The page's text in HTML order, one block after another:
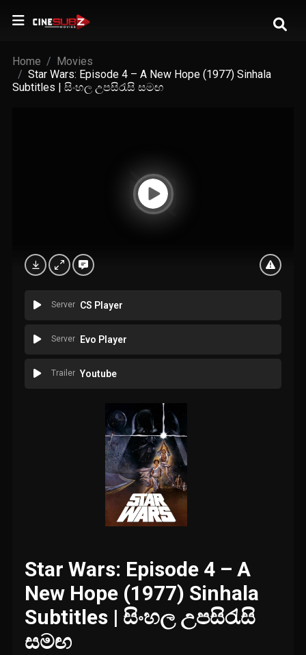
Home
Movies
Star Wars: Episode 4 – A New Hope (1977) Sinhala
Subtitles | සිංහල උපසිරැසි සමඟ
Server CS Player
Server Evo Player
Trailer Youtube
Star Wars: Episode 4 – A
New Hope (1977) Sinhala
Subtitles | සිංහල උපසිරැසි
සමඟ